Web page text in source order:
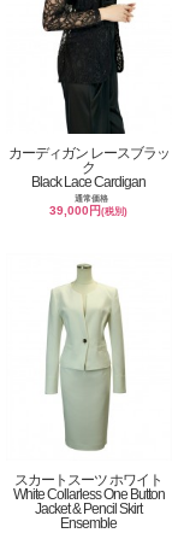
カーディガン レースブラッ
ク
Black Lace Cardigan
通常価格
39,000円(税別)
スカートスーツ ホワイト
White Collarless One Button
Jacket & Pencil Skirt
Ensemble